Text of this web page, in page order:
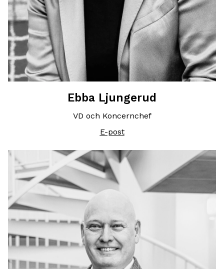
Ebba Ljungerud
VD och Koncernchef
E-post